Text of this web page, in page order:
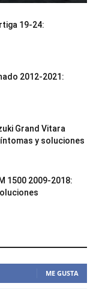
19-24:
2012-2021:
Grand Vitara
y soluciones
1500 2009-2018:
ME GUSTA